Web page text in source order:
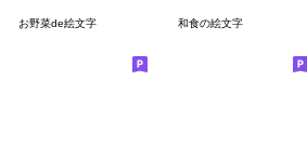
お野菜de絵文字 和食の絵文字